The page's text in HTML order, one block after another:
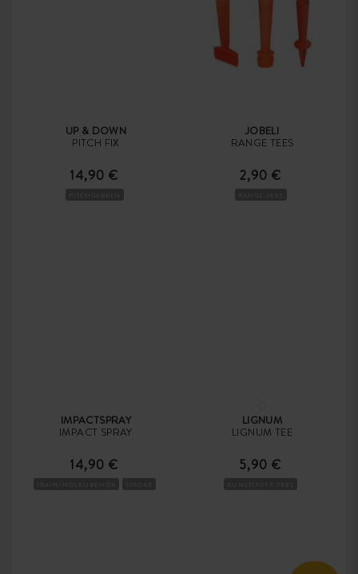
UP & DOWN
PITCH FIX
14,90 €
JOBELI
RANGE TEES
2,90 €
IMPACTSPRAY
IMPACT SPRAY
14,90 €
LIGNUM
LIGNUM TEE
5,90 €